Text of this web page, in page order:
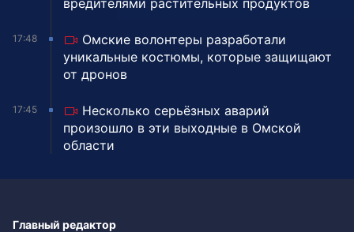
вредителями растительных продуктов
17:48
Омские волонтеры разработали
уникальные костюмы, которые защищают
от дронов
17:45
Несколько серьёзных аварий
произошло в эти выходные в Омской
области
Главный редактор